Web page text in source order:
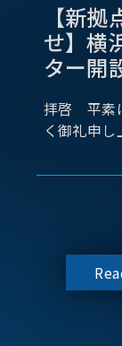
【新
せ】横
ター開
拝啓 平素
く御礼申